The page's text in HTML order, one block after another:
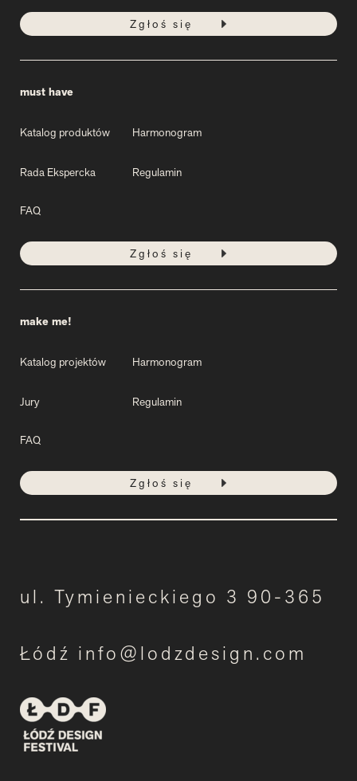
Zgłoś się
must have
Katalog produktów Harmonogram
Rada Ekspercka Regulamin
FAQ
Zgłoś się
make me!
Katalog projektów Harmonogram
Jury Regulamin
FAQ
Zgłoś się
ul. Tymienieckiego 3 90-365
Łódź info@lodzdesign.com